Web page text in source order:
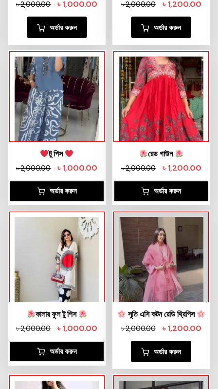
৳2,000.00 ৳1,000.00
অর্ডার করুন
৳2,000.00 ৳1,200.00
অর্ডার করুন
টু পিস
৳2,000.00 ৳1,000.00
অর্ডার করুন
রেড গাউন
৳2,000.00 ৳1,200.00
অর্ডার করুন
কালার ফুল টু পিস
৳2,000.00 ৳1,000.00
অর্ডার করুন
সুতি এসি কটন রেডি থ্রিপিস
৳2,000.00 ৳1,200.00
অর্ডার করুন